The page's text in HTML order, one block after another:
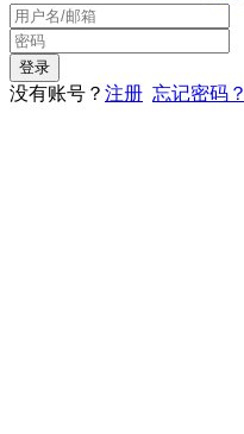
没有账号？ 注册 忘记密码？